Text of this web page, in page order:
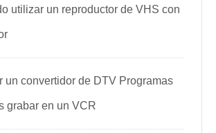
utilizar un reproductor de VHS con
un convertidor de DTV Programas
grabar en un VCR